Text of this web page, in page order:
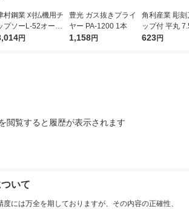
村鋼業 刈払機用チ
プソーL-52オール
ウンド L-52 230×2.
円
豊光 ガス抜きプライ
ヤー PA-1200 1本
1,158円
角利産業 彫刻
ップ付 平丸
541 1個
623円
閲覧すると履歴が表示されます
いて
には万全を期しておりますが、その内容の正確性、